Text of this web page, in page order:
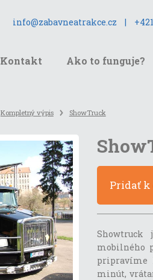
info@zabavneatrakce.cz |
Kontakt Ako to funguje?
Kompletný výpis ShowTruck
Pridať
Showtruck
mobilného
pripravíme
minút,